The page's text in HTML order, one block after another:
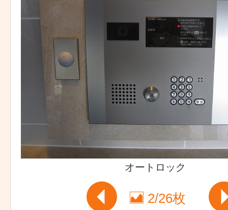
オートロック
2/26枚